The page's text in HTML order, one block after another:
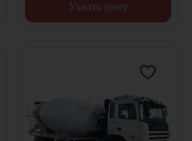
Узнать цену